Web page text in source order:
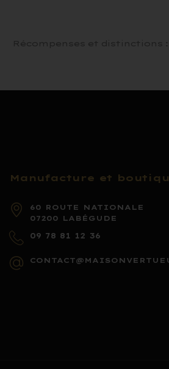
Manufacture et
60 ROUTE NATIONALE
07200 LABÉGUDE
09 78 81 12 36